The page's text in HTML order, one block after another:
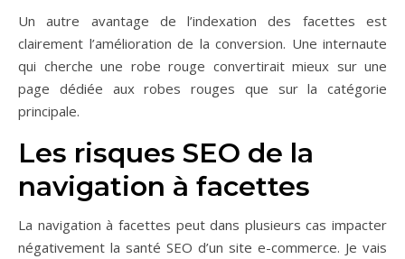
Un autre avantage de l’indexation des facettes est
clairement l’amélioration de la conversion. Une internaute
qui cherche une robe rouge convertirait mieux sur une
page dédiée aux robes rouges que sur la catégorie
principale.
Les risques SEO de la
navigation à facettes
La navigation à facettes peut dans plusieurs cas impacter
négativement la santé SEO d’un site e-commerce. Je vais